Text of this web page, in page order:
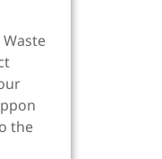
the